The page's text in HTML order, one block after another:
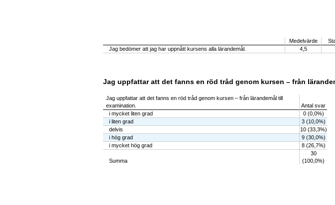
Medelvärde
Jag bedömer att jag har uppnått kursens alla lärandemål.
4,5
Jag uppfattar att det fanns en röd tråd genom kursen – från
Jag uppfattar att det fanns en röd tråd genom kursen – från lärandemål till
examination.
Antal svar
i mycket liten grad
0 (0,0%)
i liten grad
3 (10,0%)
delvis
10 (33,3%)
i hög grad
9 (30,0%)
i mycket hög grad
8 (26,7%)
Summa
30
(100,0%)